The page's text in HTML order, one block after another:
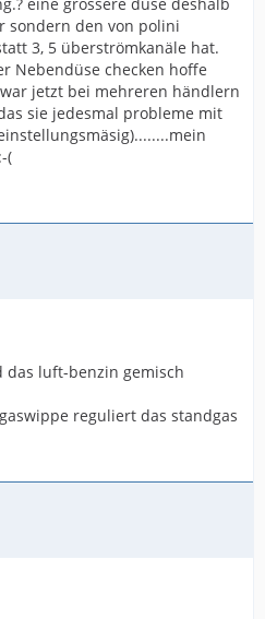
sondern den von polini
3, 5 überströmkanäle hat.
Nebendüse checken hoffe
jetzt bei mehreren händlern
sie jedesmal probleme mit
(
luft-benzin gemisch
reguliert das standgas